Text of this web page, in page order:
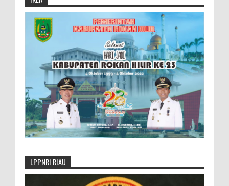
LPPNRI RIAU